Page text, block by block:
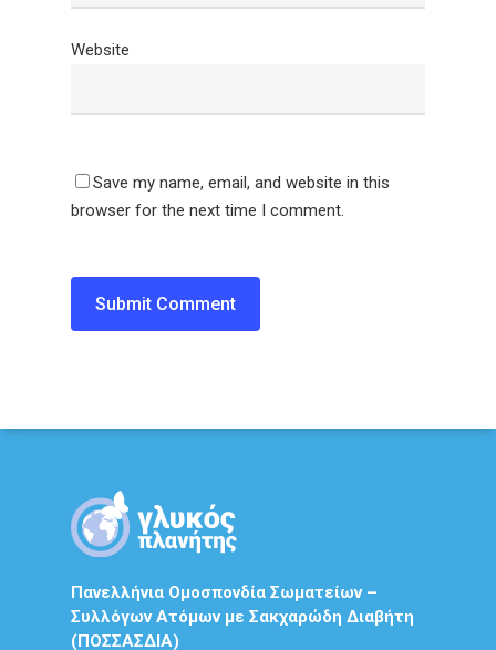
Website
Save my name, email, and website in this
browser for the next time I comment.
Πανελλήνια Ομοσπονδία Σωματείων –
Συλλόγων Ατόμων με Σακχαρώδη Διαβήτη
(ΠΟΣΣΑΣΔΙΑ)